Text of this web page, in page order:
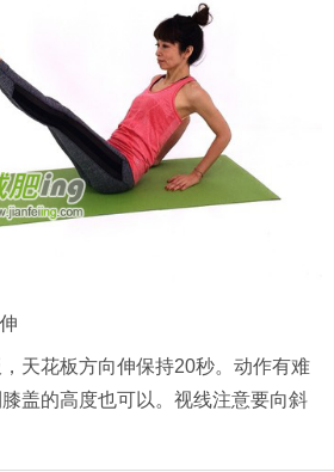
花板方向伸保持20秒。动作有难
盖的高度也可以。视线注意要向斜